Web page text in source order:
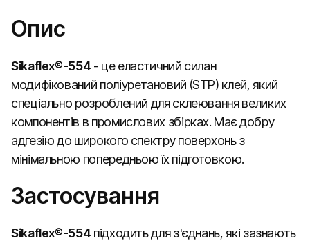
Опис
Sikaflex®-554 - це еластичний cилан
модифікований поліуретановий (STP) клей, який
спеціально розроблений для склеювання великих
компонентів в промислових збірках. Має добру
адгезію до широкого спектру поверхонь з
мінімальною попередньою їх підготовкою.
Застосування
Sikaflex®-554 підходить для з'єднань, які зазнають